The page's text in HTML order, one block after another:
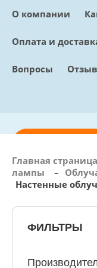
О компании
Оплата и
Вопросы
0
Главная страница
лампы
–
Настенные
ФИЛЬТРЫ